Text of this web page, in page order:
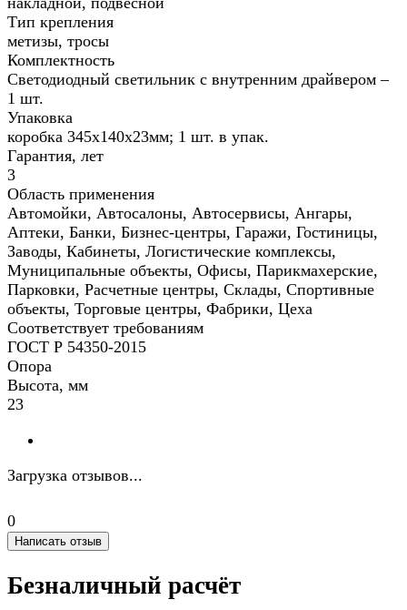
Тип крепления
метизы, тросы
Комплектность
Светодиодный светильник с внутренним драйвером –
1 шт.
Упаковка
коробка 345х140х23мм; 1 шт. в упак.
Гарантия, лет
3
Область применения
Автомойки, Автосалоны, Автосервисы, Ангары,
Аптеки, Банки, Бизнес-центры, Гаражи, Гостиницы,
Заводы, Кабинеты, Логистические комплексы,
Муниципальные объекты, Офисы, Парикмахерские,
Парковки, Расчетные центры, Склады, Спортивные
объекты, Торговые центры, Фабрики, Цеха
Соответствует требованиям
ГОСТ Р 54350-2015
Опора
Высота, мм
23
Загрузка отзывов...
0
Написать отзыв
Безналичный расчёт